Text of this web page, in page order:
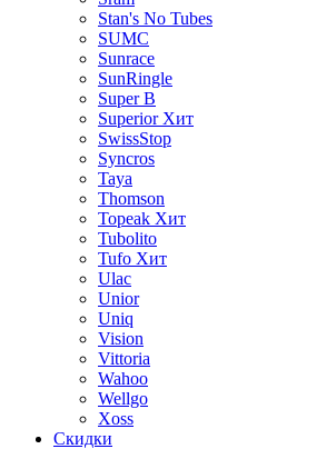
Stan's No Tubes
SUMC
Sunrace
SunRingle
Super B
Superior Хит
SwissStop
Syncros
Taya
Thomson
Topeak Хит
Tubolito
Tufo Хит
Ulac
Unior
Uniq
Vision
Vittoria
Wahoo
Wellgo
Xoss
Скидки